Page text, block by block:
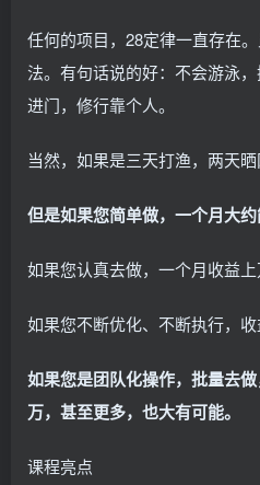
任何的项目，28定律一直存在
法。有句话说的好：不会游泳
进门，修行靠个人。
当然，如果是三天打渔，两天晒
但是如果您简单做，一个月大约
如果您认真去做，一个月收益上
如果您不断优化、不断执行，收
如果您是团队化操作，批量去
万，甚至更多，也大有可能。
课程亮点